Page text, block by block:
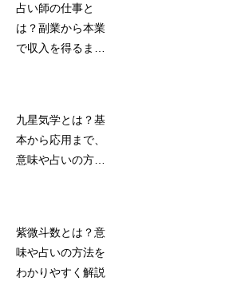
占い師の仕事と
は？副業から本業
で収入を得るま
九星気学とは？基
本から応用まで、
意味や占いの方法
紫微斗数とは？意
味や占いの方法を
わかりやすく解説